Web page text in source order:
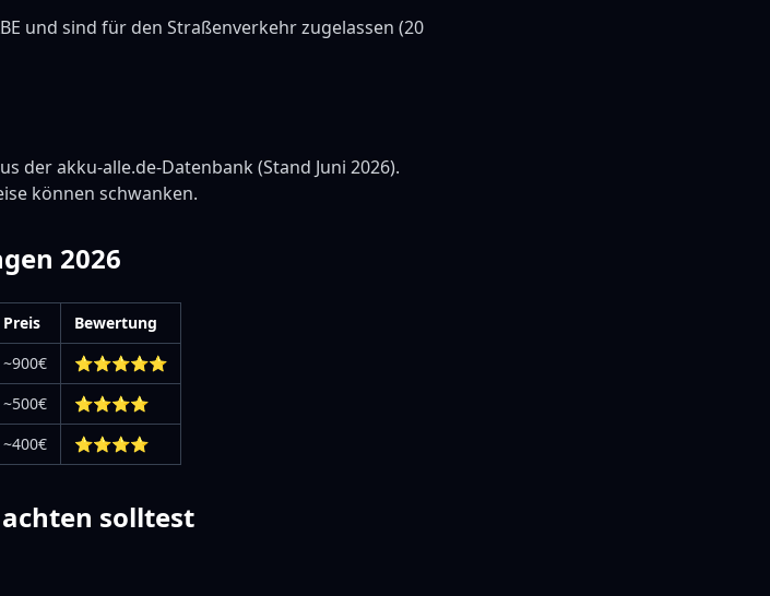
und sind für den Straßenverkehr zugelassen (20
der akku-alle.de-Datenbank (Stand Juni 2026).
können schwanken.
2026
Preis
Bewertung
~900€
⭐⭐⭐⭐⭐
~500€
⭐⭐⭐⭐
~400€ ⭐⭐⭐⭐
solltest